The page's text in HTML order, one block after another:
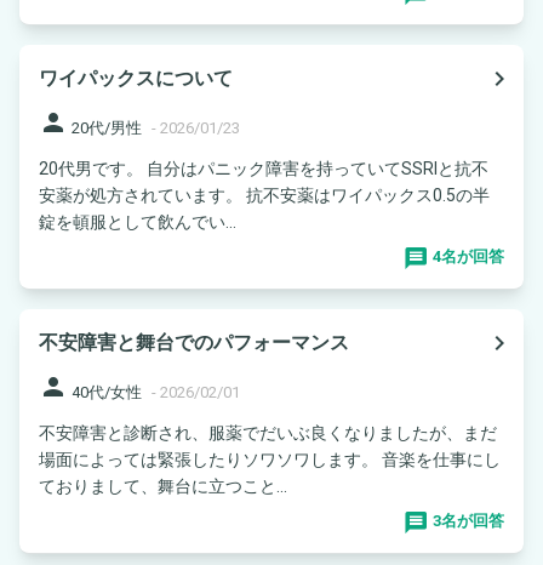
ワイパックスについて
navigate_next
person 20代/男性 - 2026/01/23
20代男です。 自分はパニック障害を持っていてSSRIと抗不
安薬が処方されています。 抗不安薬はワイパックス0.5の半
錠を頓服として飲んでい...
4名が回答
不安障害と舞台でのパフォーマンス
navigate_next
person 40代/女性 - 2026/02/01
不安障害と診断され、服薬でだいぶ良くなりましたが、まだ
場面によっては緊張したりソワソワします。 音楽を仕事にし
ておりまして、舞台に立つこと...
3名が回答